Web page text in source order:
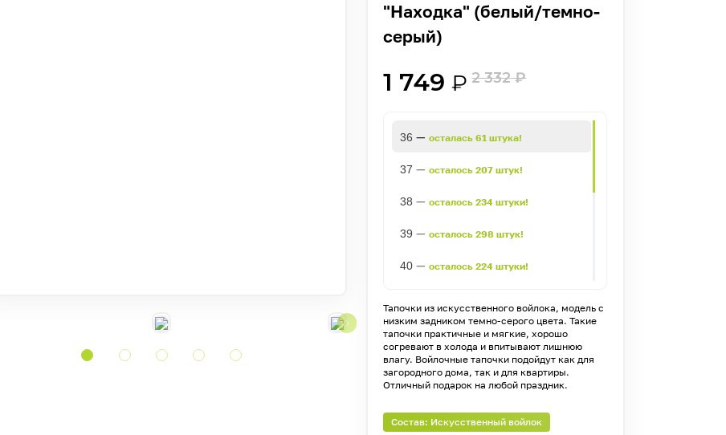
"Находка" (белый/темно-
серый)
1 749 ₽ 2 332₽
36 —осталась 61 штука!
37 —осталось 207 штук!
38 —осталось 234 штуки!
39 —осталось 298 штук!
40 —осталось 224 штуки!
42—осталось 332 штуки!
43 —осталась 241 штука!
—
45— осталось 104 штуки!
Тапочки из искусственного войлока, модель с
низким задником темно-серого цвета. Такие
тапочки практичные и мягкие, хорошо
согревают в холода и впитывают лишнюю
влагу. Войлочные тапочки подойдут как для
загородного дома, так и для квартиры.
Отличный подарок на любой праздник.
Состав: Искусственный войлок